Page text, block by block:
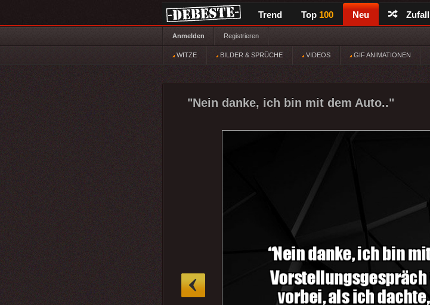
Trend Top 100 Neu Zufall
Anmelden Registrieren
WITZE BILDER & SPRÜCHE VIDEOS GIF ANIMATIONEN
"Nein danke, ich bin mit dem Auto.."